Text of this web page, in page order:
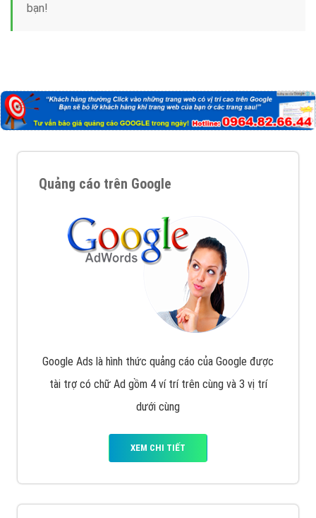
bạn!
Quảng cáo trên Google
Google Ads là hình thức quảng cáo của Google được
tài trợ có chữ Ad gồm 4 ví trí trên cùng và 3 vị trí
dưới cùng
XEM CHI TIẾT